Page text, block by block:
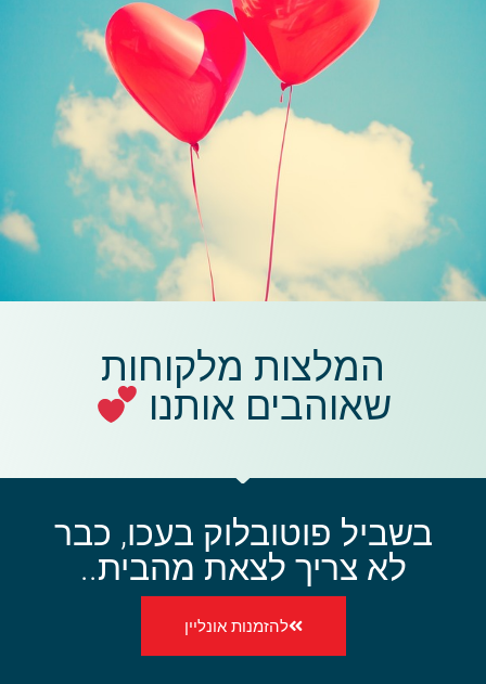
המלצות מלקוחות
שאוהבים אותנו
בשביל פוטובלוק בעכו, כבר
לא צריך לצאת מהבית..
להזמנות אונליין